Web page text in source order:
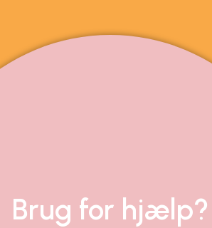
Brug for hjælp?